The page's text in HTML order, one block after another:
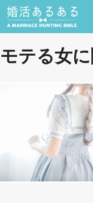
健康
恋愛の悩み
出会い
合コン・街コン
モテる女